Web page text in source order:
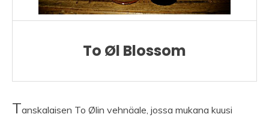
To Øl Blossom
Tanskalaisen To Ølin vehnäale, jossa mukana kuusi